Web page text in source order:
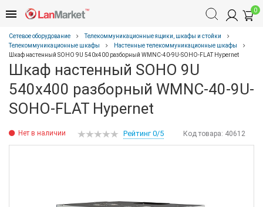
0
Сетевое оборудование
Телекоммуникационные ящики, шкафы и стойки
Телекоммуникационные шкафы
Настенные телекоммуникационные шкафы
Шкаф настенный SOHO 9U 540x400 разборный WMNC-40-9U-SOHO-FLAT Hypernet
Шкаф настенный SOHO 9U
540x400 разборный WMNC-40-9U-
SOHO-FLAT Hypernet
Нет в наличии Код товара: 40612
Рейтинг 0/5